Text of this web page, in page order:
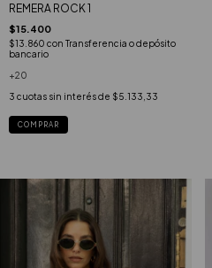
REMERA ROCK 1
$15.400
$13.860 con Transferencia o depósito
bancario
+20
3 cuotas sin interés de $5.133,33
COMPRAR